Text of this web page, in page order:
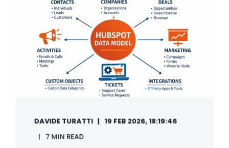
DAVIDE TURATTI
19 FEB 2026, 18:19:46
7 MIN READ